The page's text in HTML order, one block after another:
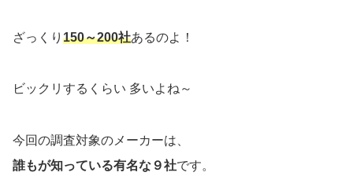
ざっくり 150～200社あるのよ！
ビックリするくらい 多いよね～
今回の調査対象のメーカーは、
誰もが知っている有名な９社です。